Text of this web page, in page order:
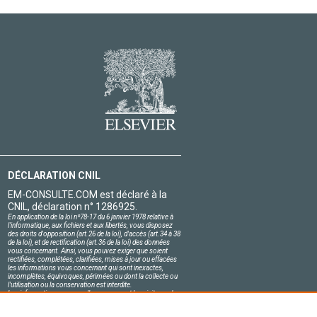
DÉCLARATION CNIL
EM-CONSULTE.COM est déclaré à la
CNIL, déclaration n° 1286925.
En application de la loi nº78-17 du 6 janvier 1978 relative à
l'informatique, aux fichiers et aux libertés, vous disposez
des droits d'opposition (art.26 de la loi), d'accès (art.34 à 38
de la loi), et de rectification (art.36 de la loi) des données
vous concernant. Ainsi, vous pouvez exiger que soient
rectifiées, complétées, clarifiées, mises à jour ou effacées
les informations vous concernant qui sont inexactes,
incomplètes, équivoques, périmées ou dont la collecte ou
l'utilisation ou la conservation est interdite.
Les informations personnelles concernant les visiteurs de